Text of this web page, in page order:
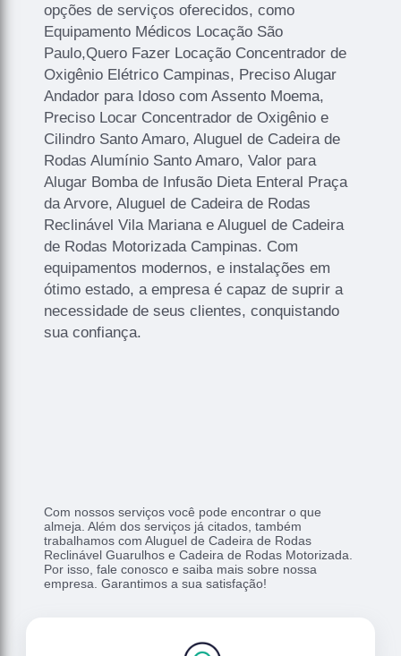
opções de serviços oferecidos, como
Equipamento Médicos Locação São
Paulo,Quero Fazer Locação Concentrador de
Oxigênio Elétrico Campinas, Preciso Alugar
Andador para Idoso com Assento Moema,
Preciso Locar Concentrador de Oxigênio e
Cilindro Santo Amaro, Aluguel de Cadeira de
Rodas Alumínio Santo Amaro, Valor para
Alugar Bomba de Infusão Dieta Enteral Praça
da Arvore, Aluguel de Cadeira de Rodas
Reclinável Vila Mariana e Aluguel de Cadeira
de Rodas Motorizada Campinas. Com
equipamentos modernos, e instalações em
ótimo estado, a empresa é capaz de suprir a
necessidade de seus clientes, conquistando
sua confiança.
Com nossos serviços você pode encontrar o que
almeja. Além dos serviços já citados, também
trabalhamos com Aluguel de Cadeira de Rodas
Reclinável Guarulhos e Cadeira de Rodas Motorizada.
Por isso, fale conosco e saiba mais sobre nossa
empresa. Garantimos a sua satisfação!